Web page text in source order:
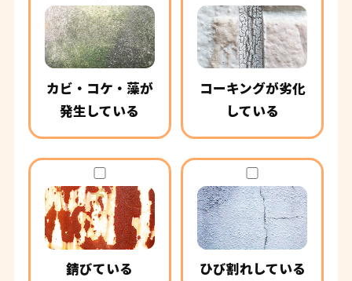
カビ・コケ・藻が
発生している
コーキングが劣化
している
錆びている ひび割れしている